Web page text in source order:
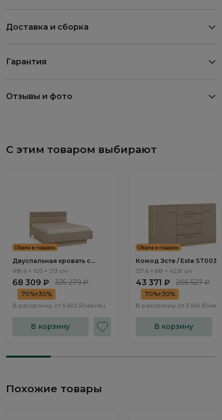
Доставка и сборка
Гарантия
Отзывы и фото
С этим товаром выбирают
Сборка в подарок
Двуспальная кровать с
подъемным механизмом
Эсте / Este ST111.7
168,6 × 105 × 213 см
68 309 ₽ 325 279 ₽
70%+30%
В рассрочку от 5 692 ₽/месяц
В корзину
Сборка в подарок
Комод Эсте / Este ST003.3
157,6 × 88 × 42,8 см
43 371 ₽ 206 527 ₽
70%+30%
В рассрочку от 3 614 ₽/
В корзину
Похожие товары